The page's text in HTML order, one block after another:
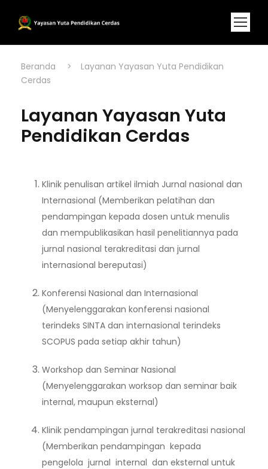
Beranda >
Layanan Yayasan Yuta Pendidikan
Cerdas
Layanan Yayasan Yuta
Pendidikan Cerdas
Klinik penulisan artikel ilmiah Jurnal nasional dan
Internasional (Memberikan pelatihan dan
pendampingan kepada dosen untuk menulis
dan mempublikasikan hasil penelitiannya pada
jurnal nasional terakreditasi dan jurnal
internasional bereputasi)
Konferensi Nasional dan Internasional
(Menyelenggarakan konferensi nasional
terindeks SINTA dan internasional terindeks
SCOPUS pada setiap akhir tahun)
Workshop dan Seminar Nasional
(Menyelenggarakan worksop dan seminar baik
internal, maupun eksternal)
Klinik pendampingan jurnal terakreditasi nasional
(Memberikan pendampingan kepada
pengelola jurnal internal dan eksternal untuk